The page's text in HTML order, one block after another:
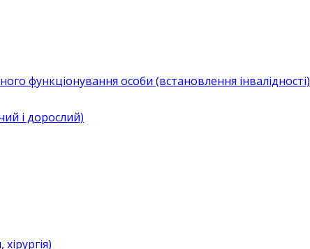
функціонування особи (встановлення інвалідності)
і дорослий)